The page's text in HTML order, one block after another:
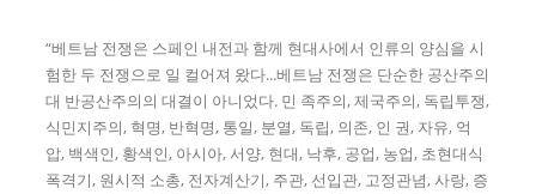
“베트남 전쟁은 스페인 내전과 함께 현대사에서 인류의 양심을 시
험한 두 전쟁으로 일 컬어져 왔다...베트남 전쟁은 단순한 공산주의
대 반공산주의의 대결이 아니었다. 민 족주의, 제국주의, 독립투쟁,
식민지주의, 혁명, 반혁명, 통일, 분열, 독립, 의존, 인 권, 자유, 억
압, 백색인, 황색인, 아시아, 서양, 현대, 낙후, 공업, 농업, 초현대식
폭격기, 원시적 소총, 전자계산기, 주관, 선입관, 고정관념, 사랑, 증